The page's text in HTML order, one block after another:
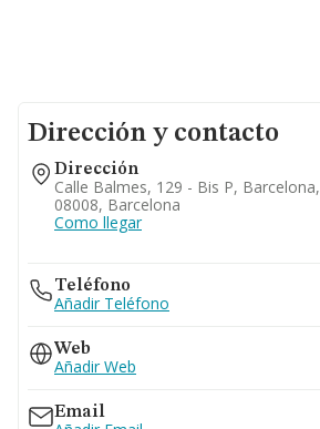
Dirección y contacto
Dirección
Calle Balmes, 129 - Bis P, Barcelona,
08008, Barcelona
Como llegar
Teléfono
Añadir Teléfono
Web
Añadir Web
Email